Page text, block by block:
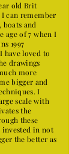
old Brit
can remember
and
age of 7 when I
1997
have loved to
drawings
more
bigger and
I
scale with
the
these
invested in not
the better as